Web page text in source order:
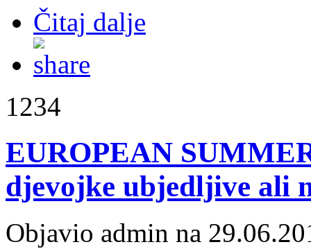
Čitaj dalje
1234
EUROPEAN
djevojke ubjedljive ali
Objavio admin na